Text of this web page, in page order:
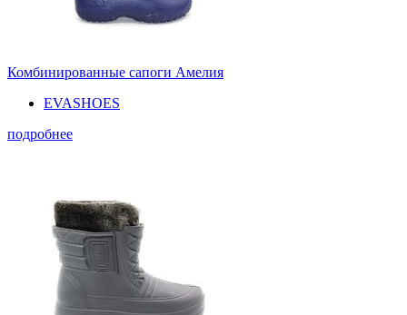
Комбинированные сапоги Амелия
EVASHOES
подробнее